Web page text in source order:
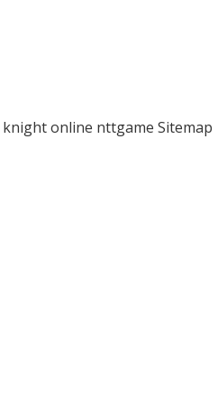
knight online nttgame Sitemap